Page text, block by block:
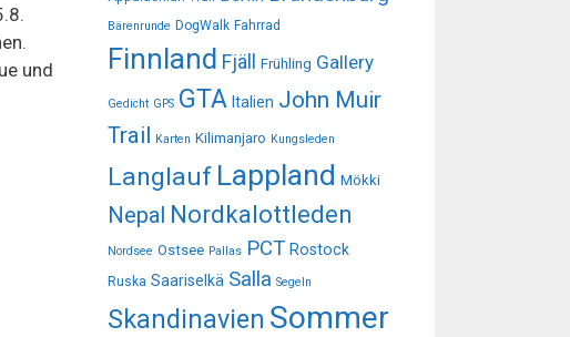
und
Bärenrunde DogWalk Fahrrad
Finnland Fjäll Frühling Gallery
Gedicht GPS GTA Italien John Muir
Trail Karten Kilimanjaro Kungsleden
Langlauf Lappland Mökki
Nepal Nordkalottleden
Nordsee Ostsee Pallas PCT Rostock
Ruska Saariselkä Salla Segeln
Skandinavien Sommer